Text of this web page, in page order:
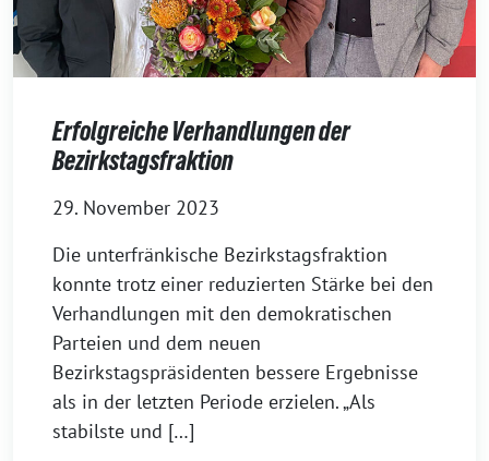
Erfolgreiche Verhandlungen der
Bezirkstagsfraktion
29. November 2023
Die unterfränkische Bezirkstagsfraktion
konnte trotz einer reduzierten Stärke bei den
Verhandlungen mit den demokratischen
Parteien und dem neuen
Bezirkstagspräsidenten bessere Ergebnisse
als in der letzten Periode erzielen. „Als
stabilste und […]